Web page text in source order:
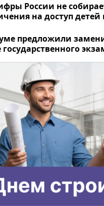
России не
на доступ детей
предложили